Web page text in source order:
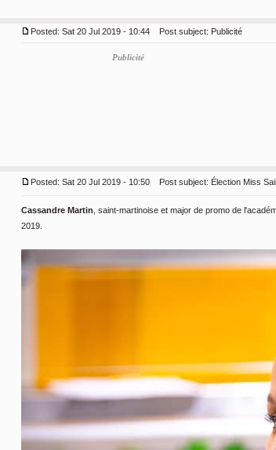
Posted: Sat 20 Jul 2019 - 10:44 Post subject: Publicité
Publicité
Posted: Sat 20 Jul 2019 - 10:50 Post subject: Élection Miss
Cassandre Martin , saint-martinoise et major de promo de
2019.